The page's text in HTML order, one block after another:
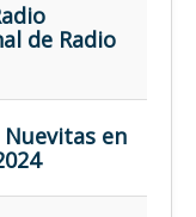
de Radio
en